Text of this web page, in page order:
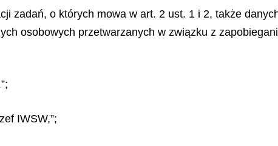
zadań, o których mowa w art. 2 ust. 1 i 2, także
osobowych przetwarzanych w związku z
IWSW,”;